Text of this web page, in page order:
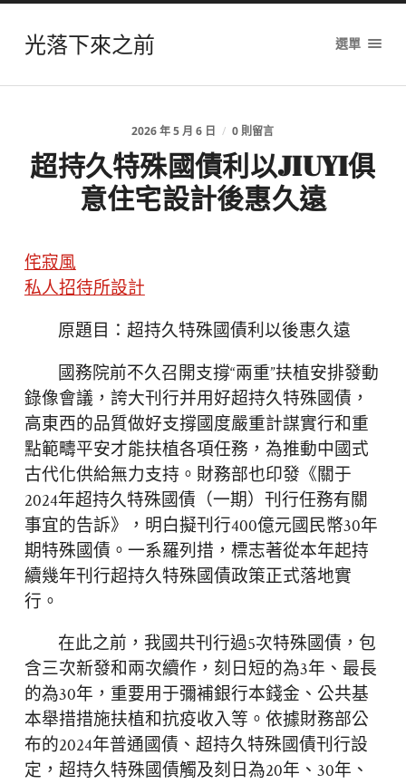
光落下來之前 選單
2026 年 5 月 6 日 / 0 則留言
超持久特殊國債利以JIUYI俱
意住宅設計後惠久遠
侘寂風
私人招待所設計
原題目：超持久特殊國債利以後惠久遠
國務院前不久召開支撐“兩重”扶植安排發動
錄像會議，誇大刊行并用好超持久特殊國債，
高東西的品質做好支撐國度嚴重計謀實行和重
點範疇平安才能扶植各項任務，為推動中國式
古代化供給無力支持。財務部也印發《關于
2024年超持久特殊國債（一期）刊行任務有關
事宜的告訴》，明白擬刊行400億元國民幣30年
期特殊國債。一系羅列措，標志著從本年起持
續幾年刊行超持久特殊國債政策正式落地實
行。
在此之前，我國共刊行過5次特殊國債，包
含三次新發和兩次續作，刻日短的為3年、最長
的為30年，重要用于彌補銀行本錢金、公共基
本舉措措施扶植和抗疫收入等。依據財務部公
布的2024年普通國債、超持久特殊國債刊行設
定，超持久特殊國債觸及刻日為20年、30年、